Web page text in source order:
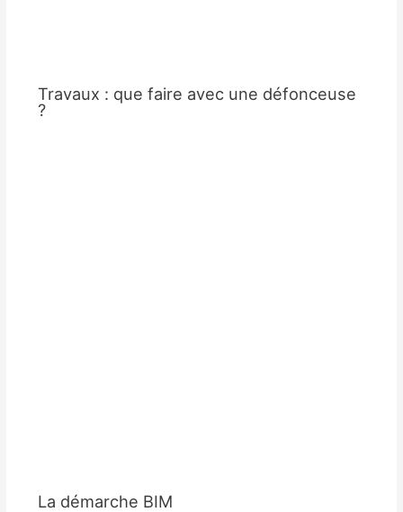
Travaux : que faire avec une défonceuse
?
La démarche BIM